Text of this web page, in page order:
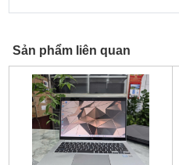
Sản phẩm liên quan